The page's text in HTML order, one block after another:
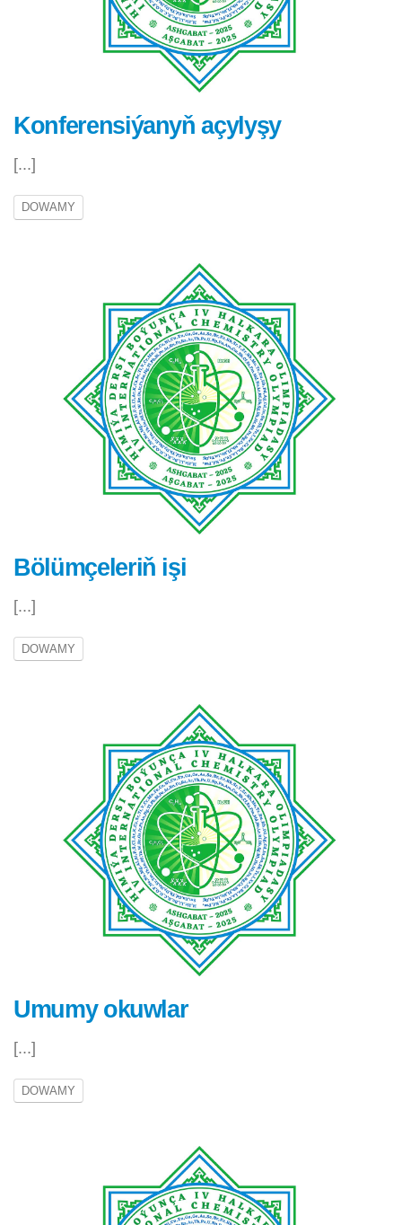
Konferensiýanyň açylyşy
[...]
DOWAMY
Bölümçeleriň işi
[...]
DOWAMY
Umumy okuwlar
[...]
DOWAMY